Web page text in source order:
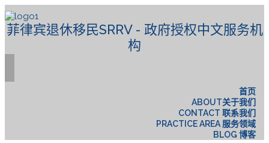
菲律宾退休移民SRRV - 政府授权中文服务机
构
首页
ABOUT关于我们
CONTACT 联系我们
PRACTICE AREA 服务领域
BLOG 博客